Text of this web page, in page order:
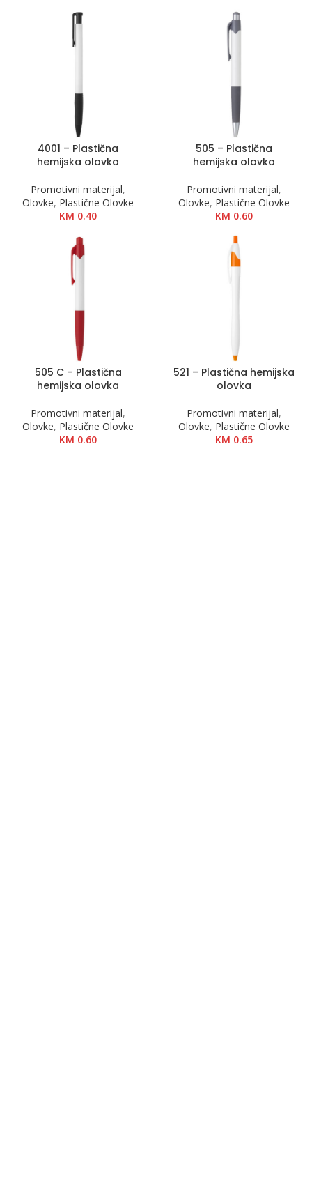
4001 – Plastična
hemijska olovka
Promotivni materijal,
Olovke, Plastične Olovke
KM 0.40
505 – Plastična
hemijska olovka
Promotivni materijal,
Olovke, Plastične Olovke
KM 0.60
505 C – Plastična
hemijska olovka
Promotivni materijal,
Olovke, Plastične Olovke
KM 0.60
521 – Plastična hemijska
olovka
Promotivni materijal,
Olovke, Plastične Olovke
KM 0.65